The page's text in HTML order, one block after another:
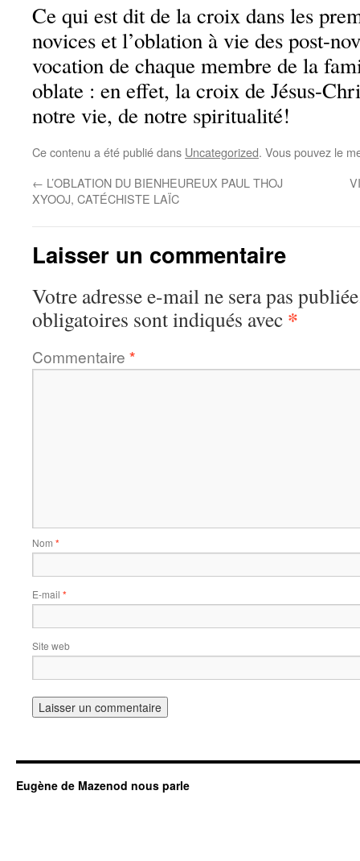
Ce qui est dit de la croix dans les
novices et l’oblation à vie des post-
vocation de chaque membre de la
oblate : en effet, la croix de Jésus-
notre vie, de notre spiritualité!
Ce contenu a été publié dans Uncategorized. Vous pouvez le
← L’OBLATION DU BIENHEUREUX PAUL THOJ
XYOOJ, CATÉCHISTE LAÏC
Laisser un commentaire
Votre adresse e-mail ne sera pas
obligatoires sont indiqués avec *
Commentaire *
Nom *
E-mail *
Site web
Eugène de Mazenod nous parle